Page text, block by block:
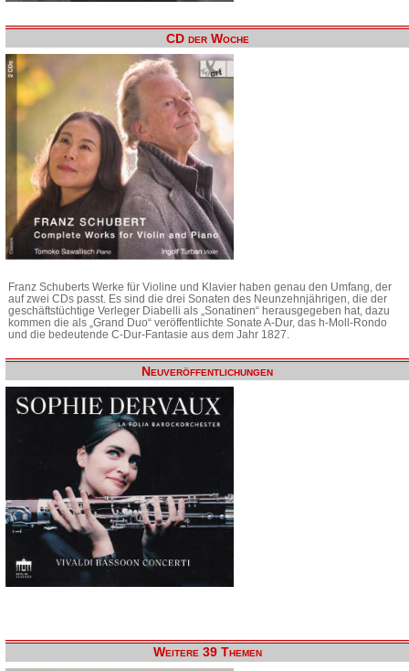
CD der Woche
Franz Schuberts Werke für Violine und Klavier haben genau den Umfang, der
auf zwei CDs passt. Es sind die drei Sonaten des Neunzehnjährigen, die der
geschäftstüchtige Verleger Diabelli als „Sonatinen“ herausgegeben hat, dazu
kommen die als „Grand Duo“ veröffentlichte Sonate A-Dur, das h-Moll-Rondo
und die bedeutende C-Dur-Fantasie aus dem Jahr 1827.
Neuveröffentlichungen
Weitere 39 Themen